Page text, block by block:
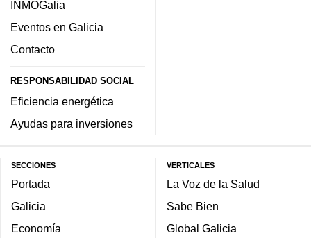
INMOGalia
Eventos en Galicia
Contacto
RESPONSABILIDAD SOCIAL
Eficiencia energética
Ayudas para inversiones
SECCIONES
Portada
Galicia
Economía
VERTICALES
La Voz de la Salud
Sabe Bien
Global Galicia